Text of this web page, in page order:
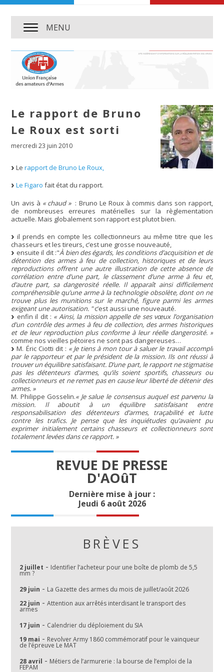
MENU
Le rapport de Bruno
Le Roux est sorti
mercredi 23 juin 2010
Lerapport de Bruno Le Roux,
Le Figaro fait état du rapport.
Un avis à « chaud » : Bruno Le Roux à commis dans son rapport,
de nombreuses erreures matérielles sur la règlementation
actuelle. Mais globalement son rapport est plutot bien.
il prends en compte les collectionneurs au même titre que les
chasseurs et les tireurs, c’est une grosse nouveauté,
ensuite il dit :"À bien des égards, les conditions d’acquisition et de
détention des armes à feu de collection, historiques et de leurs
reproductions offrent une autre illustration de cette absence de
corrélation entre d’une part, le classement d’une arme à feu et,
d’autre part, sa dangerosité réelle. Il apparaît ainsi difficilement
compréhensible qu’une arme à la technologie obsolète, dont on ne
trouve plus les munitions sur le marché, figure parmi les armes
exigeant une autorisation. "c’est aussi une nouveauté.
enfin il dit : « Ainsi, la mission appelle de ses vœux l’organisation
d’un contrôle des armes à feu de collection, des armes historiques
et de leur reproduction plus conforme à leur réelle dangerosité. »
comme nos vieilles pétoires ne sont pas dangereuses…
M. Éric Ciotti dit : « Je tiens à mon tour à saluer le travail accompli
par le rapporteur et par le président de la mission. Ils ont réussi à
trouver un équilibre satisfaisant. D’une part, le rapport ne stigmatise
pas les détenteurs d’armes, qu’ils soient sportifs, chasseurs ou
collectionneurs et ne remet pas en cause leur liberté de détenir des
armes. »
M. Philippe Gosselin.« Je salue le consensus auquel est parvenu la
mission. Il aboutit à un équilibre satisfaisant entre
responsabilisation des détenteurs d’armes, traçabilité et lutte
contre les trafics. Je pense que les inquiétudes qu’avaient pu
exprimer initialement certains chasseurs et collectionneurs sont
totalement levées dans ce rapport. »
REVUE DE PRESSE
D'AOûT
Dernière mise à jour :
Jeudi 6 août 2026
BRÈVES
2 juillet - Identifier l’acheteur pour une boîte de plomb de 5,5
mm ?
29 juin - La Gazette des armes du mois de juillet/août 2026
22 juin -Attention aux arrêtés interdisant le transport des
armes
17 juin - Calendrier du déploiement du SIA
19 mai - Revolver Army 1860 commémoratif pour le vainqueur
de l’épreuve Le MAT
28 avril - Métiers de l’armurerie : la bourse de l’emploi de la
FEPAM